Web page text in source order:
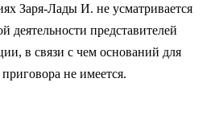
Заря-Лады И. не усматривается
деятельности представителей
в связи с чем оснований для
не имеется.